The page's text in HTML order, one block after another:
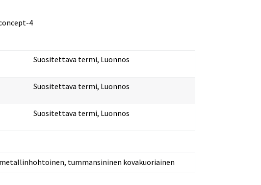
4
Suositettava termi, Luonnos
Suositettava termi, Luonnos
Suositettava termi, Luonnos
tummansininen kovakuoriainen